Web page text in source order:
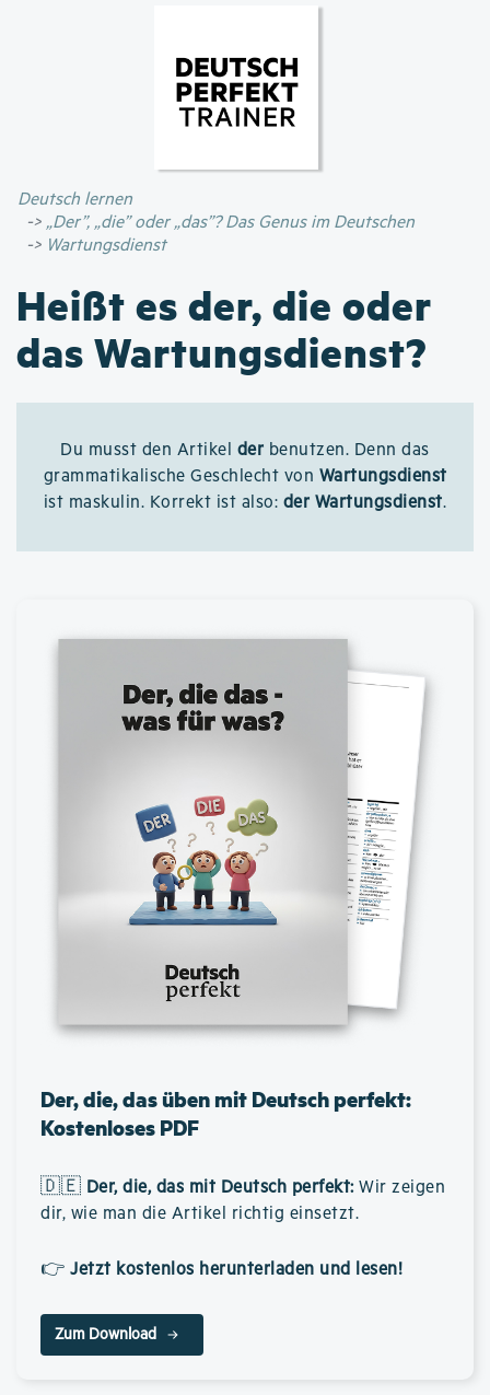
Inhalt
Deutsch lernen
„Der”, „die” oder „das”? Das Genus im Deutschen
Wartungsdienst
Heißt es der, die oder
das Wartungsdienst?
Du musst den Artikel der benutzen. Denn das
grammatikalische Geschlecht von Wartungsdienst
ist maskulin. Korrekt ist also: der Wartungsdienst.
Der, die, das üben mit Deutsch perfekt:
Kostenloses PDF
🇩🇪 Der, die, das mit Deutsch perfekt: Wir zeigen
dir, wie man die Artikel richtig einsetzt.
👉 Jetzt kostenlos herunterladen und lesen!
Zum Download